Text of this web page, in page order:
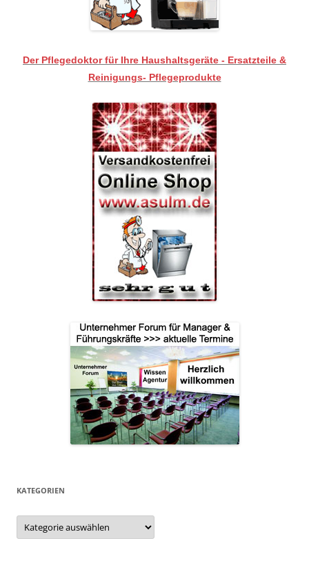
Der Pflegedoktor für Ihre Haushaltsgeräte - Ersatzteile &
Reinigungs- Pflegeprodukte
KATEGORIEN
Kategorien